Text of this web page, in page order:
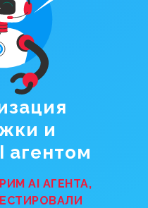
AI АГЕНТА,
и
агентом